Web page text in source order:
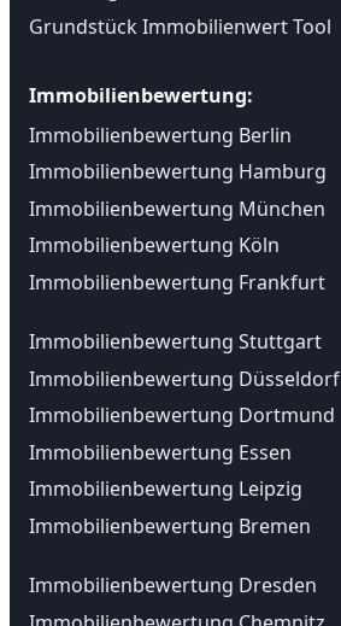
Grundstück Immobilienwert Tool
Immobilienbewertung:
Immobilienbewertung Berlin
Immobilienbewertung Hamburg
Immobilienbewertung München
Immobilienbewertung Köln
Immobilienbewertung Frankfurt
Immobilienbewertung Stuttgart
Immobilienbewertung Düsseldorf
Immobilienbewertung Dortmund
Immobilienbewertung Essen
Immobilienbewertung Leipzig
Immobilienbewertung Bremen
Immobilienbewertung Dresden